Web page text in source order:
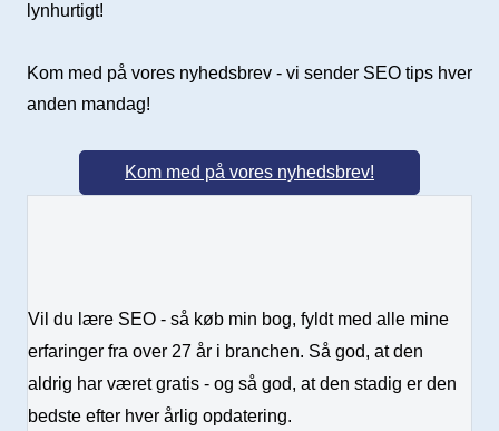
lynhurtigt!
Kom med på vores nyhedsbrev - vi sender SEO tips hver
anden mandag!
Kom med på vores nyhedsbrev!
Vil du lære SEO - så køb min bog, fyldt med alle mine
erfaringer fra over 27 år i branchen. Så god, at den
aldrig har været gratis - og så god, at den stadig er den
bedste efter hver årlig opdatering.